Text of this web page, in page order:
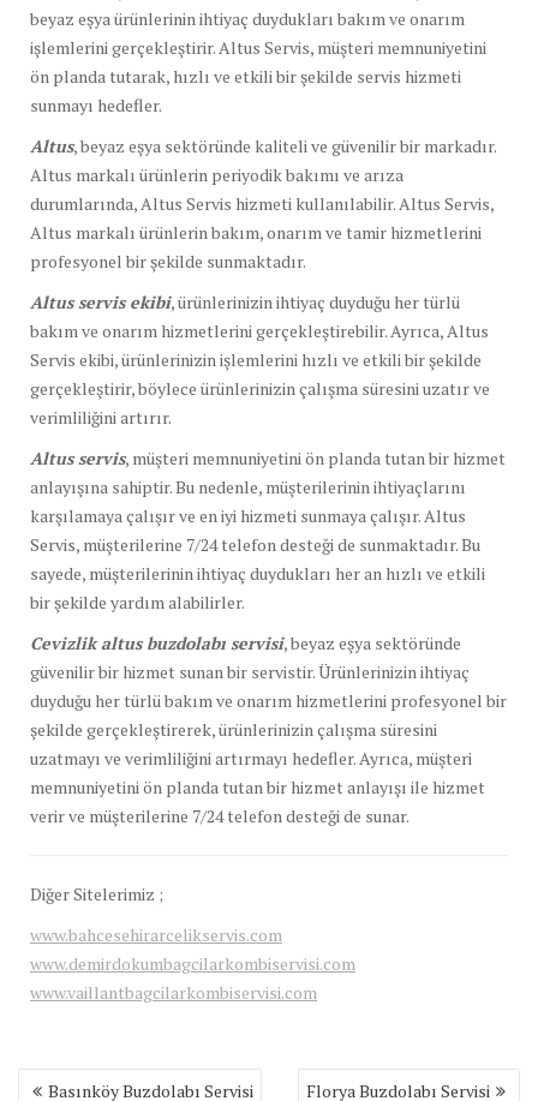
beyaz eşya ürünlerinin ihtiyaç duydukları bakım ve onarım
işlemlerini gerçekleştirir. Altus Servis, müşteri memnuniyetini
ön planda tutarak, hızlı ve etkili bir şekilde servis hizmeti
sunmayı hedefler.
Altus, beyaz eşya sektöründe kaliteli ve güvenilir bir markadır.
Altus markalı ürünlerin periyodik bakımı ve arıza
durumlarında, Altus Servis hizmeti kullanılabilir. Altus Servis,
Altus markalı ürünlerin bakım, onarım ve tamir hizmetlerini
profesyonel bir şekilde sunmaktadır.
Altus servis ekibi, ürünlerinizin ihtiyaç duyduğu her türlü
bakım ve onarım hizmetlerini gerçekleştirebilir. Ayrıca, Altus
Servis ekibi, ürünlerinizin işlemlerini hızlı ve etkili bir şekilde
gerçekleştirir, böylece ürünlerinizin çalışma süresini uzatır ve
verimliliğini artırır.
Altus servis, müşteri memnuniyetini ön planda tutan bir hizmet
anlayışına sahiptir. Bu nedenle, müşterilerinin ihtiyaçlarını
karşılamaya çalışır ve en iyi hizmeti sunmaya çalışır. Altus
Servis, müşterilerine 7/24 telefon desteği de sunmaktadır. Bu
sayede, müşterilerinin ihtiyaç duydukları her an hızlı ve etkili
bir şekilde yardım alabilirler.
Cevizlik altus buzdolabı servisi, beyaz eşya sektöründe
güvenilir bir hizmet sunan bir servistir. Ürünlerinizin ihtiyaç
duyduğu her türlü bakım ve onarım hizmetlerini profesyonel bir
şekilde gerçekleştirerek, ürünlerinizin çalışma süresini
uzatmayı ve verimliliğini artırmayı hedefler. Ayrıca, müşteri
memnuniyetini ön planda tutan bir hizmet anlayışı ile hizmet
verir ve müşterilerine 7/24 telefon desteği de sunar.
Diğer Sitelerimiz ;
www.bahcesehirarcelikservis.com
www.demirdokumbagcilarkombiservisi.com
www.vaillantbagcilarkombiservisi.com
YazıBasınköy Buzdolabı Servisi Florya Buzdolabı Servisi